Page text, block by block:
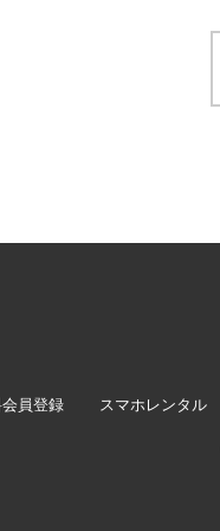
員登録 スマホレンタル